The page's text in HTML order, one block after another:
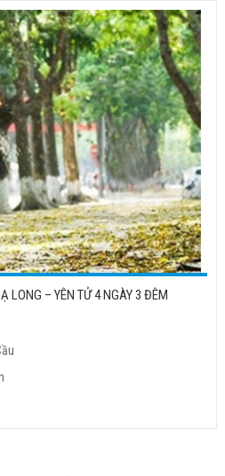
LONG – YÊN TỬ 4 NGÀY 3 ĐÊM